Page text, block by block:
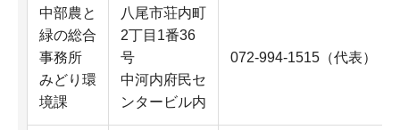
中部農と
緑の総合
事務所
みどり環
境課
八尾市荘内町
2丁目1番36
号
中河内府民セ
ンタービル内
072-994-1515（代表）